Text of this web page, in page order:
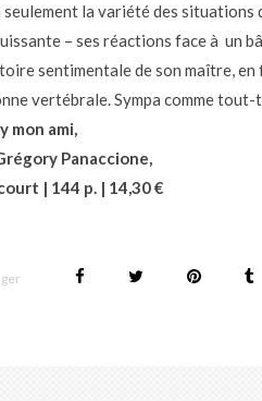
seulement la variété des situations
– ses réactions face à un
sentimentale de son maître, en
vertébrale. Sympa comme tout-
mon ami,
Panaccione,
| 144 p. | 14,30 €